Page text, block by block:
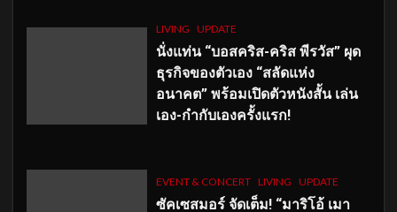
LIVING UPDATE
นั่งแท่น “บอสคริส-คริส พีรวัส” ผุด
ธุรกิจของตัวเอง “สลัดแห่ง
อนาคต” พร้อมเปิดตัวหนังสั้น เล่น
เอง-กำกับเองครั้งแรก!
EVENT & CONCERT LIVING UPDATE
ซัคเซสมอร์ จัดเต็ม! “มาริโอ้ เมา